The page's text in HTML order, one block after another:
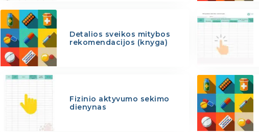
Detalios sveikos mitybos
rekomendacijos (knyga)
Fizinio aktyvumo sekimo
dienynas